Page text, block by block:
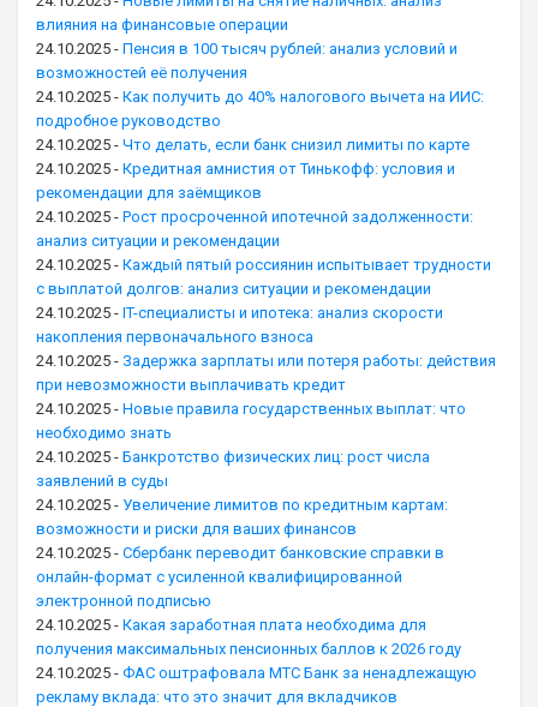
влияния на финансовые операции
24.10.2025 - Пенсия в 100 тысяч рублей: анализ условий и
возможностей её получения
24.10.2025 - Как получить до 40% налогового вычета на ИИС:
подробное руководство
24.10.2025 - Что делать, если банк снизил лимиты по карте
24.10.2025 - Кредитная амнистия от Тинькофф: условия и
рекомендации для заёмщиков
24.10.2025 - Рост просроченной ипотечной задолженности:
анализ ситуации и рекомендации
24.10.2025 - Каждый пятый россиянин испытывает трудности
с выплатой долгов: анализ ситуации и рекомендации
24.10.2025 - IT-специалисты и ипотека: анализ скорости
накопления первоначального взноса
24.10.2025 - Задержка зарплаты или потеря работы: действия
при невозможности выплачивать кредит
24.10.2025 - Новые правила государственных выплат: что
необходимо знать
24.10.2025 - Банкротство физических лиц: рост числа
заявлений в суды
24.10.2025 - Увеличение лимитов по кредитным картам:
возможности и риски для ваших финансов
24.10.2025 - Сбербанк переводит банковские справки в
онлайн-формат с усиленной квалифицированной
электронной подписью
24.10.2025 - Какая заработная плата необходима для
получения максимальных пенсионных баллов к 2026 году
24.10.2025 - ФАС оштрафовала МТС Банк за ненадлежащую
рекламу вклада: что это значит для вкладчиков